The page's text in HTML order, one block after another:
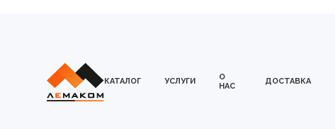
КАТАЛОГ УСЛУГИ
О
НАС
ДОСТАВКА